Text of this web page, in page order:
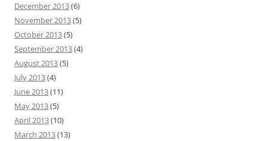
December 2013(6)
November 2013(5)
October 2013(5)
September 2013(4)
August 2013(5)
July 2013(4)
June 2013(11)
May 2013(5)
April 2013(10)
March 2013(13)